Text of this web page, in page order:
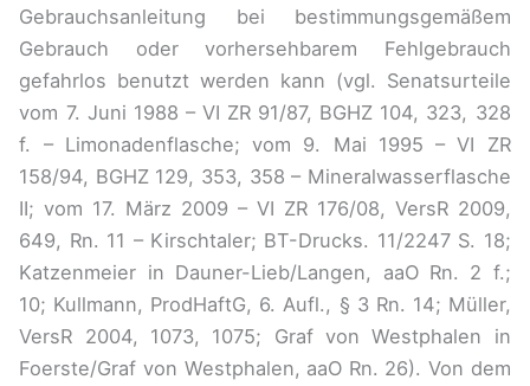
Gebrauchsanleitung bei bestimmungsgemäßem
Gebrauch oder vorhersehbarem Fehlgebrauch
gefahrlos benutzt werden kann (vgl. Senatsurteile
vom 7. Juni 1988 – VI ZR 91/87, BGHZ 104, 323, 328
f. – Limonadenflasche; vom 9. Mai 1995 – VI ZR
158/94, BGHZ 129, 353, 358 – Mineralwasserflasche
II; vom 17. März 2009 – VI ZR 176/08, VersR 2009,
649, Rn. 11 – Kirschtaler; BT-Drucks. 11/2247 S. 18;
Katzenmeier in Dauner-Lieb/Langen, aaO Rn. 2 f.;
10; Kullmann, ProdHaftG, 6. Aufl., § 3 Rn. 14; Müller,
VersR 2004, 1073, 1075; Graf von Westphalen in
Foerste/Graf von Westphalen, aaO Rn. 26). Von dem